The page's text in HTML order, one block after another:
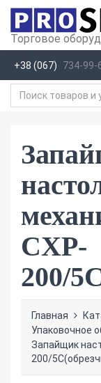
Торговое
+38 (067) 734-99-
CXP-
200/
Главная
Упаковочное
Запайщик
200/